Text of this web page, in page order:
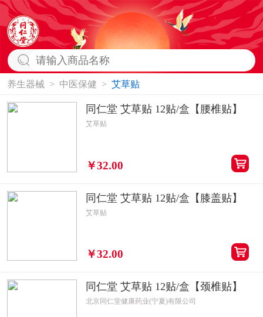
养生器械 > 中医保健 > 艾草贴
同仁堂 艾草贴 12贴/盒【腰椎贴】
艾草贴
￥32.00
同仁堂 艾草贴 12贴/盒【膝盖贴】
艾草贴
￥32.00
同仁堂 艾草贴 12贴/盒【颈椎贴】
北京同仁堂健康药业(宁夏)有限公司